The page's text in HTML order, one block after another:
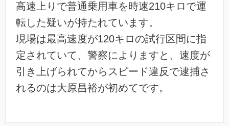
高速上りで普通乗用車を時速210キロで運
転した疑いが持たれています。
現場は最高速度が120キロの試行区間に指
定されていて、警察によりますと、速度が
引き上げられてからスピード違反で逮捕さ
れるのは大原昌裕が初めてです。